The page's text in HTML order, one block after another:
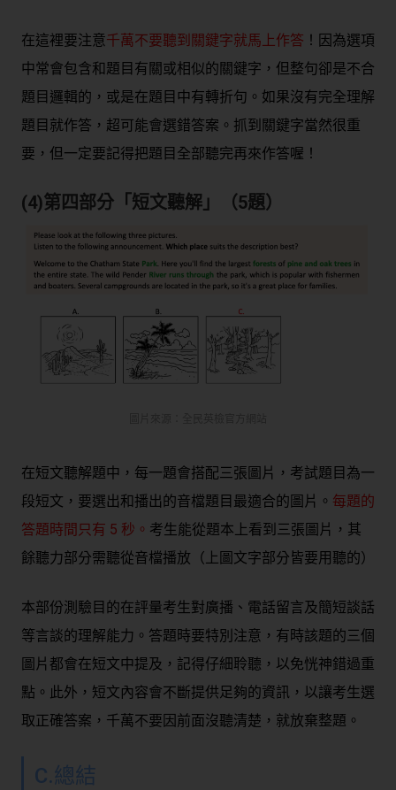
在這裡要注意千萬不要聽到關鍵字就馬上作答 ！因為選項
中常會包含和題目有關或相似的關鍵字，但整句卻是不合
題目邏輯的，或是在題目中有轉折句。如果沒有完全理解
題目就作答，超可能會選錯答案。抓到關鍵字當然很重
要，但一定要記得把題目全部聽完再來作答喔！
(4)第四部分「短文聽解」（5題）
在短文聽解題中，每一題會搭配三張圖片，考試題目為一
段短文，要選出和播出的音檔題目最適合的圖片。 每題的
答題時間只有 5 秒。 考生能從題本上看到三張圖片，其
餘聽力部分需聽從音檔播放（上圖文字部分皆要用聽的）
本部份測驗目的在評量考生對廣播、電話留言及簡短談話
等言談的理解能力。答題時要特別注意，有時該題的三個
圖片都會在短文中提及，記得仔細聆聽，以免恍神錯過重
點。此外，短文內容會不斷提供足夠的資訊，以讓考生選
取正確答案，千萬不要因前面沒聽清楚，就放棄整題。
C.總結